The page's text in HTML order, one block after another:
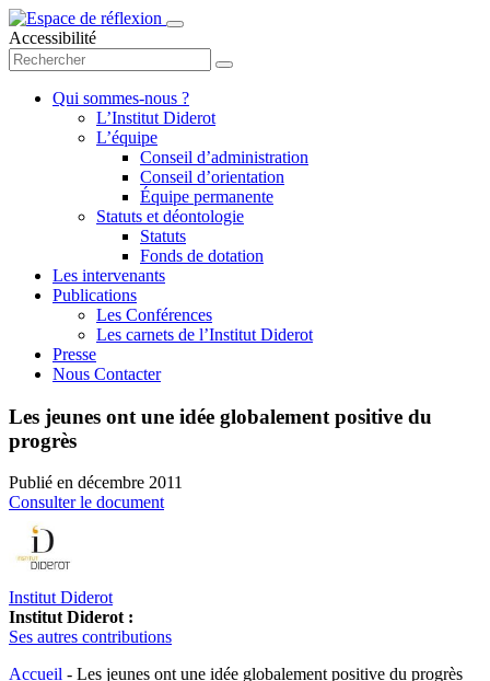
Accessibilité
Qui sommes-nous ?
L’Institut Diderot
L’équipe
Conseil d’administration
Conseil d’orientation
Équipe permanente
Statuts et déontologie
Statuts
Fonds de dotation
Les intervenants
Publications
Les Conférences
Les carnets de l’Institut Diderot
Presse
Nous Contacter
Les jeunes ont une idée globalement positive du
progrès
Publié en décembre 2011
Consulter le document
Institut Diderot
Institut Diderot :
Ses autres contributions
Accueil - Les jeunes ont une idée globalement positive du progrès